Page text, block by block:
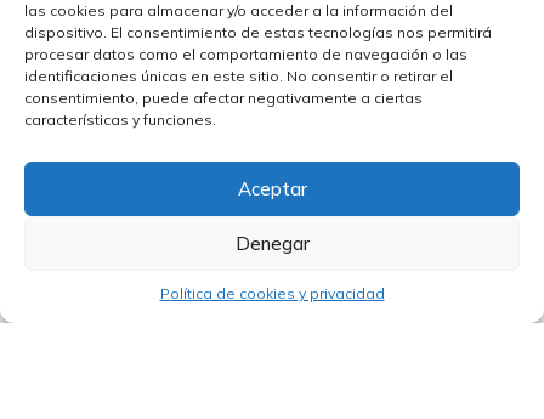
las cookies para almacenar y/o acceder a la información del
dispositivo. El consentimiento de estas tecnologías nos permitirá
procesar datos como el comportamiento de navegación o las
identificaciones únicas en este sitio. No consentir o retirar el
consentimiento, puede afectar negativamente a ciertas
características y funciones.
Aceptar
Denegar
Política de cookies y privacidad
su infraestructura digital en España